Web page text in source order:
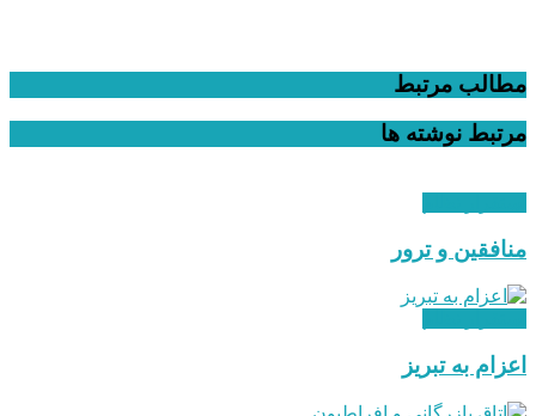
مطالب مرتبط
مرتبط نوشته ها
منافقین و ترور
اعزام به تبریز